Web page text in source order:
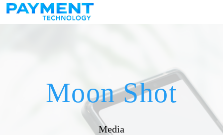
コンテンツへスキップ
メインナビゲーション
Moon Shot
Media